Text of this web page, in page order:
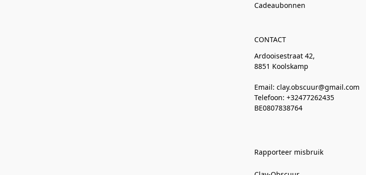
Cadeaubonnen
CONTACT
Ardooisestraat 42,
8851 Koolskamp
Email: clay.obscuur@gmail.com
Telefoon: +32477262435
BE0807838764
Rapporteer misbruik